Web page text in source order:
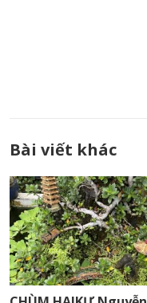
Bài viết khác